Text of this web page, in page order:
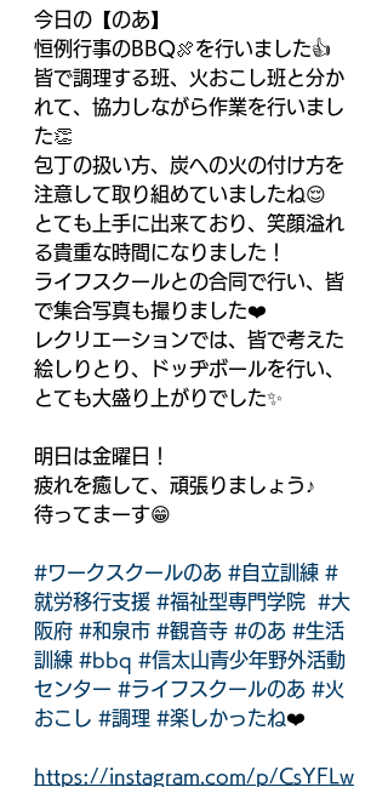
今日の【のあ】
恒例行事のBBQ🍖を行いました👍
皆で調理する班、火おこし班と分か
れて、協力しながら作業を行いまし
た👏
包丁の扱い方、炭への火の付け方を
注意して取り組めていましたね😌
とても上手に出来ており、笑顔溢れ
る貴重な時間になりました！
ライフスクールとの合同で行い、皆
で集合写真も撮りました❤️
レクリエーションでは、皆で考えた
絵しりとり、ドッヂボールを行い、
とても大盛り上がりでした✨
明日は金曜日！
疲れを癒して、頑張りましょう♪
待ってまーす😁
#ワークスクールのあ #自立訓練 #
就労移行支援 #福祉型専門学院
#大
阪府 #和泉市 #観音寺 #のあ #生活
訓練 #bbq #信太山青少年野外活動
センター #ライフスクールのあ #火
おこし #調理 #楽しかったね❤️
https://instagram.com/p/CsYFLw